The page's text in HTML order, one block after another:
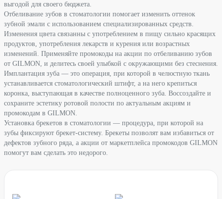
выгодой для своего бюджета.
Отбеливание зубов в стоматологии помогает изменить оттенок
зубной эмали с использованием специализированных средств.
Изменения цвета связанны с употреблением в пищу сильно красящих
продуктов, употребления лекарств и курения или возрастных
изменений. Применяйте промокоды на акции по отбеливанию зубов
от GILMON, и делитесь своей улыбкой с окружающими без стеснения.
Имплантация зуба — это операция, при которой в челюстную ткань
устанавливается стоматологический штифт, а на него крепиться
коронка, выступающая в качестве полноценного зуба. Воссоздайте и
сохраните эстетику ротовой полости по актуальным акциям и
промокодам в GILMON.
Установка брекетов в стоматологии — процедура, при которой на
зубы фиксируют брекет-систему. Брекеты позволят вам избавиться от
дефектов зубного ряда, а акции от маркетплейса промокодов GILMON
помогут вам сделать это недорого.